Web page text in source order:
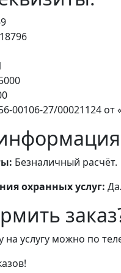
00106-27/00021124 от
Безналичный расчёт.
охранных услуг:
на услугу можно по